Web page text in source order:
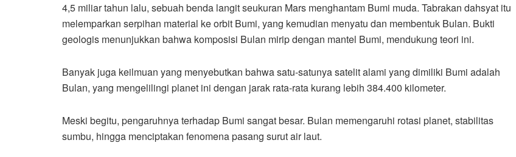
4,5 miliar tahun lalu, sebuah benda langit seukuran Mars menghantam Bumi muda. Tabrakan dahsyat itu
melemparkan serpihan material ke orbit Bumi, yang kemudian menyatu dan membentuk Bulan. Bukti
geologis menunjukkan bahwa komposisi Bulan mirip dengan mantel Bumi, mendukung teori ini.
Banyak juga keilmuan yang menyebutkan bahwa satu-satunya satelit alami yang dimiliki Bumi adalah
Bulan, yang mengelilingi planet ini dengan jarak rata-rata kurang lebih 384.400 kilometer.
Meski begitu, pengaruhnya terhadap Bumi sangat besar. Bulan memengaruhi rotasi planet, stabilitas
sumbu, hingga menciptakan fenomena pasang surut air laut.